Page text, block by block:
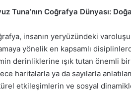
Tuna’nın Coğrafya Dünyası:
insanın yeryüzündeki
yönelik en kapsamlı
derinliklerine ışık tutan önemli
haritalarla ya da sayılarla
etkileşimlerin ve sosyal